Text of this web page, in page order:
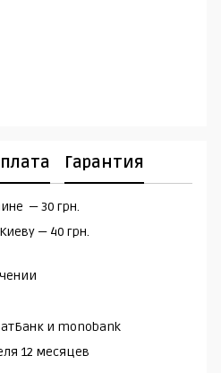
Гарантия
— 30 грн.
— 40 грн.
и monobank
12 месяцев